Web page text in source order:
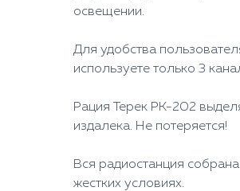
освещении.
Для удобства
используете только 3
Рация Терек РК-202
издалека. Не потеряется!
Вся радиостанция
жестких условиях.